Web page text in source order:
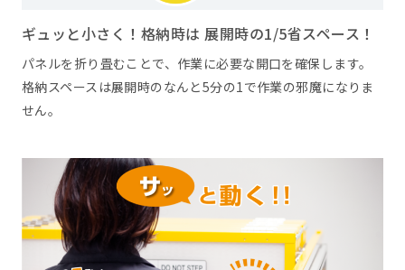
ギュッと小さく！格納時は 展開時の1/5省スペース！
パネルを折り畳むことで、作業に必要な開口を確保します。
格納スペースは展開時のなんと5分の1で作業の邪魔になりま
せん。